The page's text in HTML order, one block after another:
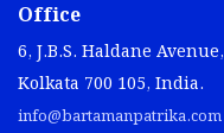
Office
6, J.B.S. Haldane Avenue,
Kolkata 700 105, India.
info@bartamanpatrika.com